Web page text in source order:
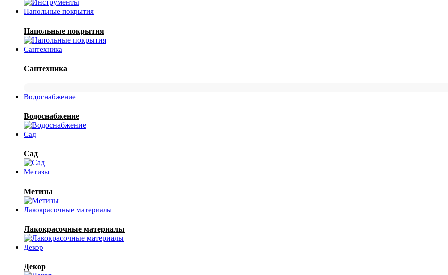
Напольные покрытия
Напольные покрытия
Сантехника
Сантехника
Водоснабжение
Водоснабжение
Сад
Сад
Метизы
Метизы
Лакокрасочные материалы
Лакокрасочные материалы
Декор
Декор